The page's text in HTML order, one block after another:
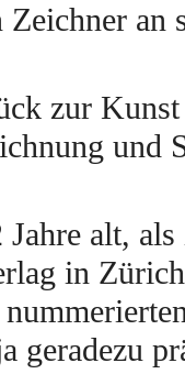
an
zur
und
alt,
in
geradezu